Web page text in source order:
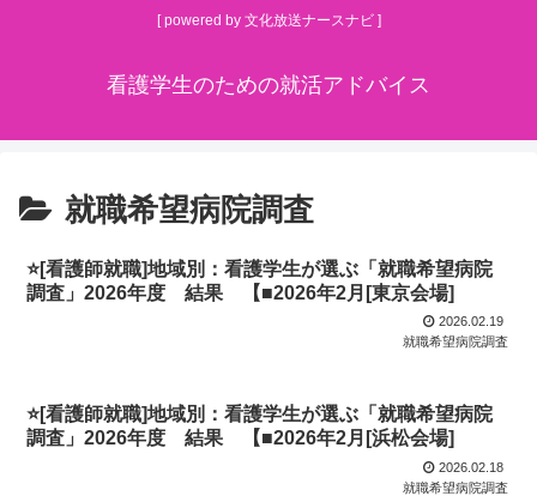
[ powered by 文化放送ナースナビ ]
看護学生のための就活アドバイス
就職希望病院調査
⭐[看護師就職]地域別：看護学生が選ぶ「就職希望病院
調査」2026年度 結果 【■2026年2月[東京会場]
2026.02.19
就職希望病院調査
⭐[看護師就職]地域別：看護学生が選ぶ「就職希望病院
調査」2026年度 結果 【■2026年2月[浜松会場]
2026.02.18
就職希望病院調査